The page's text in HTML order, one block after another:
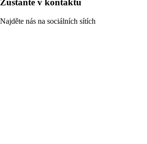
Zůstaňte v kontaktu
Najděte nás na sociálních sítích